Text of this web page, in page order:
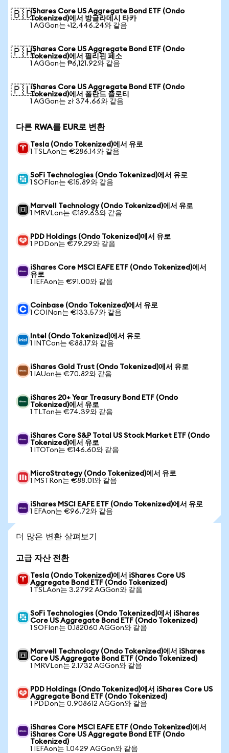
🇧🇩iShares Core US Aggregate Bond ETF (Ondo
Tokenized)에서 방글라데시 타카
1 AGGon는 ৳12,446.24와 같음
🇵🇭iShares Core US Aggregate Bond ETF (Ondo
Tokenized)에서 필리핀 페소
1 AGGon는 ₱6,121.92와 같음
🇵🇱iShares Core US Aggregate Bond ETF (Ondo
Tokenized)에서 폴란드 즐로티
1 AGGon는 zł 374.66와 같음
다른 RWA를 EUR로 변환
Tesla (Ondo Tokenized)에서 유로
1 TSLAon는 €286.14와 같음
SoFi Technologies (Ondo Tokenized)에서 유로
1 SOFIon는 €15.89와 같음
Marvell Technology (Ondo Tokenized)에서 유로
1 MRVLon는 €189.63와 같음
PDD Holdings (Ondo Tokenized)에서 유로
1 PDDon는 €79.29와 같음
iShares Core MSCI EAFE ETF (Ondo Tokenized)에서
유로
1 IEFAon는 €91.00와 같음
Coinbase (Ondo Tokenized)에서 유로
1 COINon는 €133.57와 같음
Intel (Ondo Tokenized)에서 유로
1 INTCon는 €88.17와 같음
iShares Gold Trust (Ondo Tokenized)에서 유로
1 IAUon는 €70.82와 같음
iShares 20+ Year Treasury Bond ETF (Ondo
Tokenized)에서 유로
1 TLTon는 €74.39와 같음
iShares Core S&P Total US Stock Market ETF (Ondo
Tokenized)에서 유로
1 ITOTon는 €146.60와 같음
MicroStrategy (Ondo Tokenized)에서 유로
1 MSTRon는 €88.01와 같음
iShares MSCI EAFE ETF (Ondo Tokenized)에서 유로
1 EFAon는 €96.72와 같음
더 많은 변환 살펴보기
고급 자산 전환
Tesla (Ondo Tokenized)에서 iShares Core US
Aggregate Bond ETF (Ondo Tokenized)
1 TSLAon는 3.2792 AGGon와 같음
SoFi Technologies (Ondo Tokenized)에서 iShares
Core US Aggregate Bond ETF (Ondo Tokenized)
1 SOFIon는 0.182060 AGGon와 같음
Marvell Technology (Ondo Tokenized)에서 iShares
Core US Aggregate Bond ETF (Ondo Tokenized)
1 MRVLon는 2.1732 AGGon와 같음
PDD Holdings (Ondo Tokenized)에서 iShares Core US
Aggregate Bond ETF (Ondo Tokenized)
1 PDDon는 0.908612 AGGon와 같음
iShares Core MSCI EAFE ETF (Ondo Tokenized)에서
iShares Core US Aggregate Bond ETF (Ondo
Tokenized)
1 IEFAon는 1.0429 AGGon와 같음